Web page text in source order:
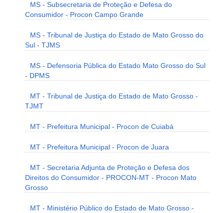
MS - Subsecretaria de Proteção e Defesa do
Consumidor - Procon Campo Grande
MS - Tribunal de Justiça do Estado de Mato Grosso do
Sul - TJMS
MS - Defensoria Pública do Estado Mato Grosso do Sul
- DPMS
MT - Tribunal de Justiça do Estado de Mato Grosso -
TJMT
MT - Prefeitura Municipal - Procon de Cuiabá
MT - Prefeitura Municipal - Procon de Juara
MT - Secretaria Adjunta de Proteção e Defesa dos
Direitos do Consumidor - PROCON-MT - Procon Mato
Grosso
MT - Ministério Público do Estado de Mato Grosso -